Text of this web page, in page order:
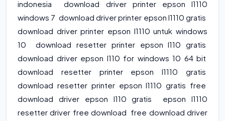
indonesia download driver printer epson l1110
windows 7 download driver printer epson l1110 gratis
download driver printer epson l1110 untuk windows
10 download resetter printer epson l110 gratis
download driver epson l110 for windows 10 64 bit
download resetter printer epson l1110 gratis
download resetter printer epson l1110 gratis free
download driver epson l110 gratis epson l1110
resetter driver free download free download driver